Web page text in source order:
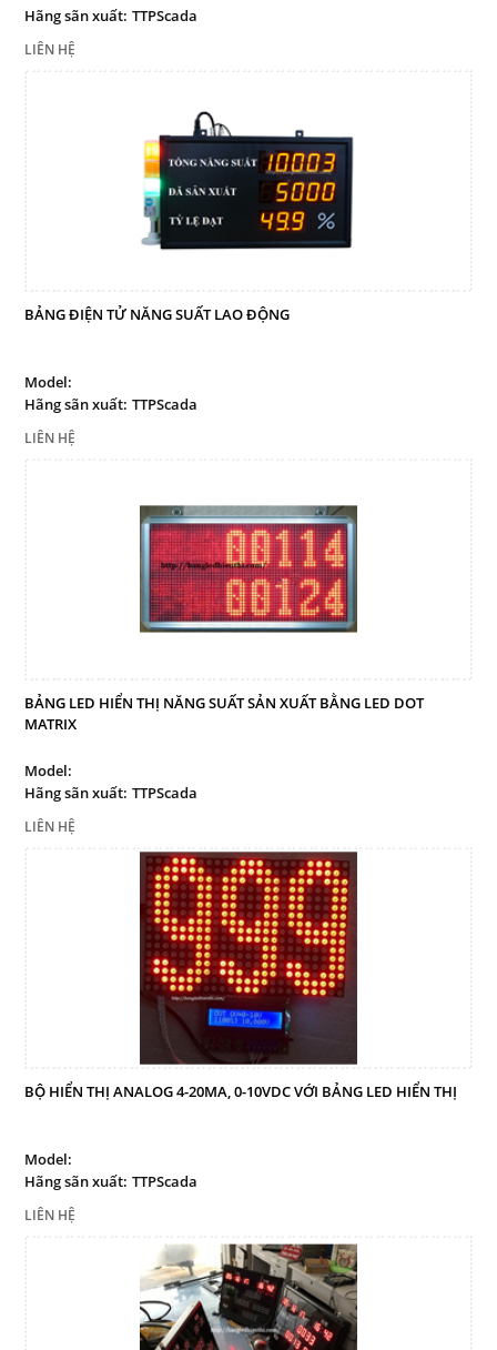
Hãng sãn xuất: TTPScada
LIÊN HỆ
BẢNG ĐIỆN TỬ NĂNG SUẤT LAO ĐỘNG
Model:
Hãng sãn xuất: TTPScada
LIÊN HỆ
BẢNG LED HIỂN THỊ NĂNG SUẤT SẢN XUẤT BẰNG LED DOT
MATRIX
Model:
Hãng sãn xuất: TTPScada
LIÊN HỆ
BỘ HIỂN THỊ ANALOG 4-20MA, 0-10VDC VỚI BẢNG LED HIỂN THỊ
Model:
Hãng sãn xuất: TTPScada
LIÊN HỆ